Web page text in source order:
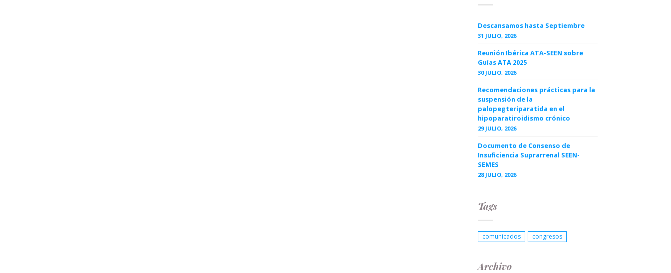
Descansamos hasta Septiembre
31 JULIO, 2026
Reunión Ibérica ATA-SEEN sobre
Guías ATA 2025
30 JULIO, 2026
Recomendaciones prácticas para la
suspensión de la
palopegteriparatida en el
hipoparatiroidismo crónico
29 JULIO, 2026
Documento de Consenso de
Insuficiencia Suprarrenal SEEN-
SEMES
28 JULIO, 2026
Tags
comunicados congresos
Archivo